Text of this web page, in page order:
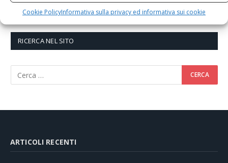
Cookie PolicyInformativa sulla privacy ed informativa sui cookie
RICERCA NEL SITO
ARTICOLI RECENTI